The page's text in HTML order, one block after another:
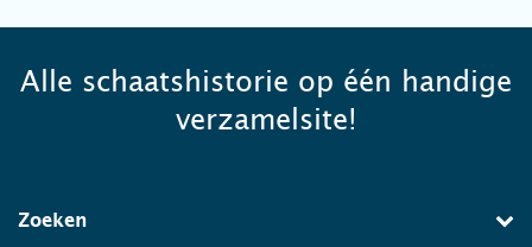
Alle schaatshistorie op één handige
verzamelsite!
Zoeken